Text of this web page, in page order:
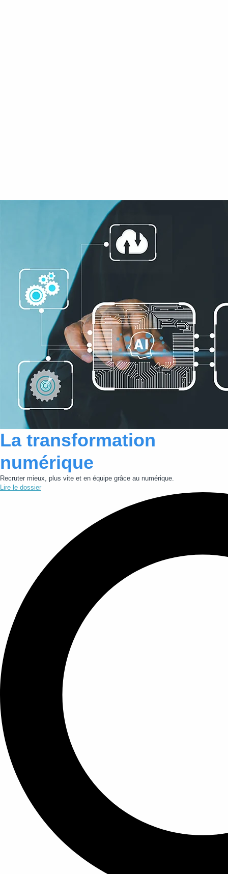
La transformation
numérique
Recruter mieux, plus vite et en équipe grâce au numérique.
Lire le dossier